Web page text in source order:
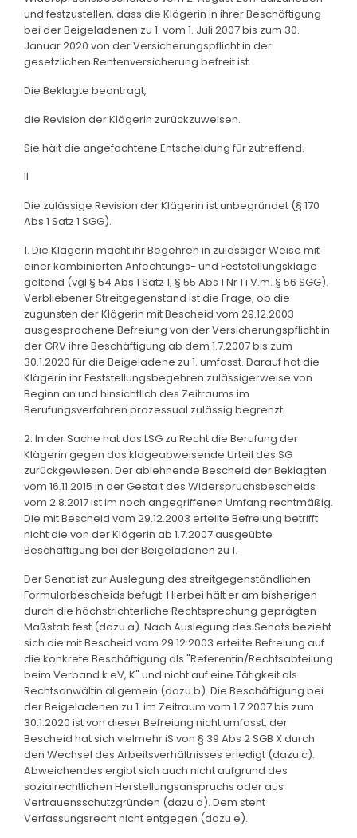
und festzustellen, dass die Klägerin in ihrer Beschäftigung
bei der Beigeladenen zu 1. vom 1. Juli 2007 bis zum 30.
Januar 2020 von der Versicherungspflicht in der
gesetzlichen Rentenversicherung befreit ist.
Die Beklagte beantragt,
die Revision der Klägerin zurückzuweisen.
Sie hält die angefochtene Entscheidung für zutreffend.
II
Die zulässige Revision der Klägerin ist unbegründet (§ 170
Abs 1 Satz 1 SGG).
1. Die Klägerin macht ihr Begehren in zulässiger Weise mit
einer kombinierten Anfechtungs- und Feststellungsklage
geltend (vgl § 54 Abs 1 Satz 1, § 55 Abs 1 Nr 1 i.V.m. § 56 SGG).
Verbliebener Streitgegenstand ist die Frage, ob die
zugunsten der Klägerin mit Bescheid vom 29.12.2003
ausgesprochene Befreiung von der Versicherungspflicht in
der GRV ihre Beschäftigung ab dem 1.7.2007 bis zum
30.1.2020 für die Beigeladene zu 1. umfasst. Darauf hat die
Klägerin ihr Feststellungsbegehren zulässigerweise von
Beginn an und hinsichtlich des Zeitraums im
Berufungsverfahren prozessual zulässig begrenzt.
2. In der Sache hat das LSG zu Recht die Berufung der
Klägerin gegen das klageabweisende Urteil des SG
zurückgewiesen. Der ablehnende Bescheid der Beklagten
vom 16.11.2015 in der Gestalt des Widerspruchsbescheids
vom 2.8.2017 ist im noch angegriffenen Umfang rechtmäßig.
Die mit Bescheid vom 29.12.2003 erteilte Befreiung betrifft
nicht die von der Klägerin ab 1.7.2007 ausgeübte
Beschäftigung bei der Beigeladenen zu 1.
Der Senat ist zur Auslegung des streitgegenständlichen
Formularbescheids befugt. Hierbei hält er am bisherigen
durch die höchstrichterliche Rechtsprechung geprägten
Maßstab fest (dazu a). Nach Auslegung des Senats bezieht
sich die mit Bescheid vom 29.12.2003 erteilte Befreiung auf
die konkrete Beschäftigung als "Referentin/Rechtsabteilung
beim Verband k eV, K" und nicht auf eine Tätigkeit als
Rechtsanwältin allgemein (dazu b). Die Beschäftigung bei
der Beigeladenen zu 1. im Zeitraum vom 1.7.2007 bis zum
30.1.2020 ist von dieser Befreiung nicht umfasst, der
Bescheid hat sich vielmehr iS von § 39 Abs 2 SGB X durch
den Wechsel des Arbeitsverhältnisses erledigt (dazu c).
Abweichendes ergibt sich auch nicht aufgrund des
sozialrechtlichen Herstellungsanspruchs oder aus
Vertrauensschutzgründen (dazu d). Dem steht
Verfassungsrecht nicht entgegen (dazu e).